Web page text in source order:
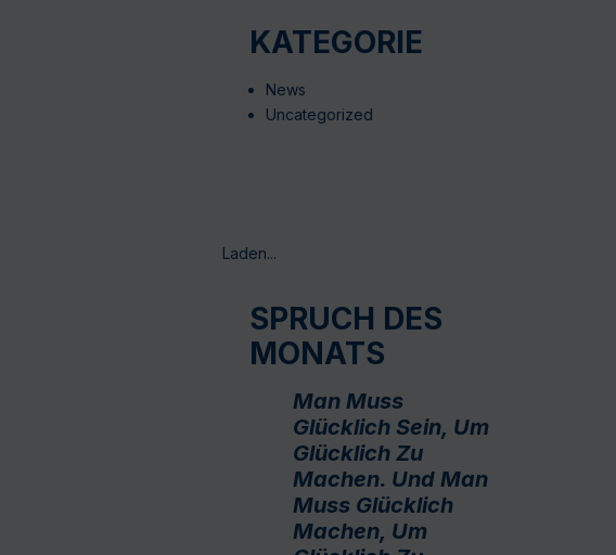
KATEGORIE
News
Uncategorized
Laden...
SPRUCH DES
MONATS
Man Muss
Glücklich Sein, Um
Glücklich Zu
Machen. Und Man
Muss Glücklich
Machen, Um